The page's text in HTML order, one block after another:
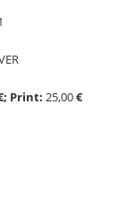
Print: 25,00€